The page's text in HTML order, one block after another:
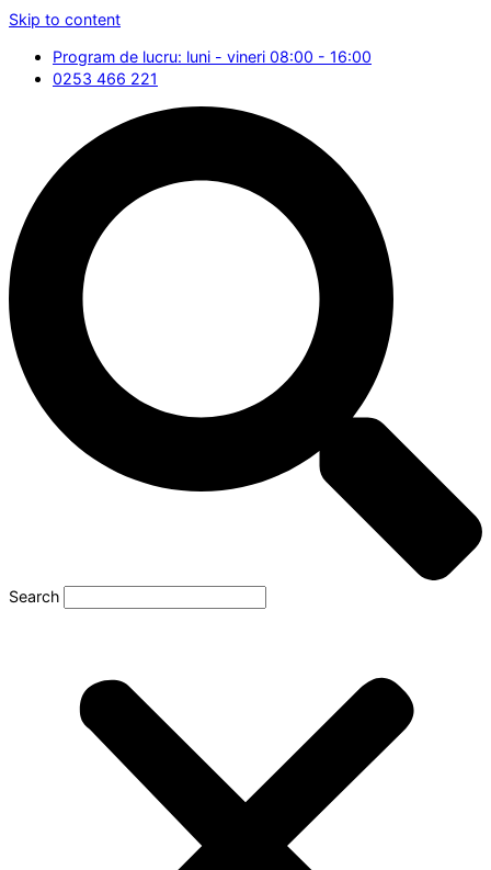
Skip to content
Program de lucru: luni - vineri 08:00 - 16:00
0253 466 221
Search